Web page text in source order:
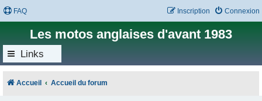
FAQ Connexion
Inscription
Les motos anglaises d'avant 1983
Links
Accueil Accueil du forum